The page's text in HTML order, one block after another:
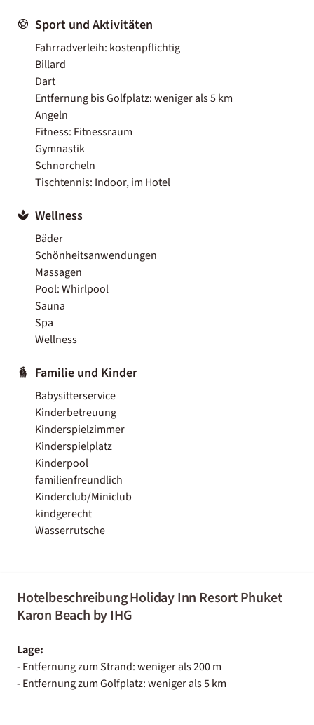
Sport und Aktivitäten
Fahrradverleih: kostenpflichtig
Billard
Dart
Entfernung bis Golfplatz: weniger als 5 km
Angeln
Fitness: Fitnessraum
Gymnastik
Schnorcheln
Tischtennis: Indoor, im Hotel
Wellness
Bäder
Schönheitsanwendungen
Massagen
Pool: Whirlpool
Sauna
Spa
Wellness
Familie und Kinder
Babysitterservice
Kinderbetreuung
Kinderspielzimmer
Kinderspielplatz
Kinderpool
familienfreundlich
Kinderclub/Miniclub
kindgerecht
Wasserrutsche
Hotelbeschreibung Holiday Inn Resort Phuket
Karon Beach by IHG
Lage:
- Entfernung zum Strand: weniger als 200 m
- Entfernung zum Golfplatz: weniger als 5 km